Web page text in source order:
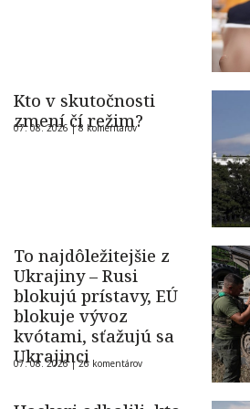
Kto v skutočnosti
zmení čí režim?
07. 08. 2026 |8 komentárov
To najdôležitejšie z
Ukrajiny – Rusi
blokujú prístavy, EÚ
blokuje vývoz
kvótami, sťažujú sa
Ukrajinci
07. 08. 2026 |26 komentárov